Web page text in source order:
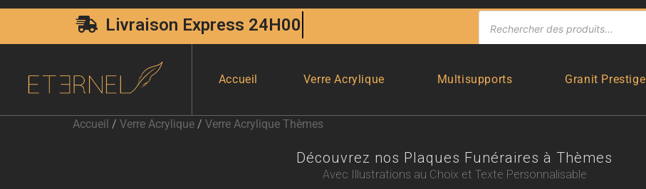
Livraison Express 24H00
Accueil Verre Acrylique Multisupports Granit Prestige
Accueil / Verre Acrylique / Verre Acrylique Thèmes
Découvrez nos Plaques Funéraires à Thèmes
Avec Illustrations au Choix et Texte Personnalisable